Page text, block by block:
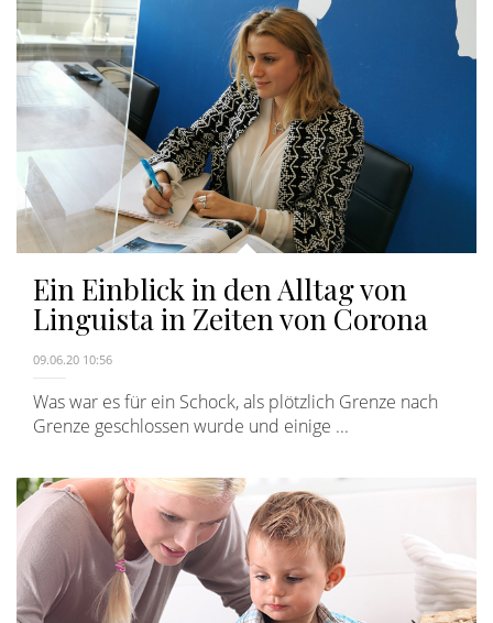
Ein Einblick in den Alltag von
Linguista in Zeiten von Corona
09.06.20 10:56
Was war es für ein Schock, als plötzlich Grenze nach
Grenze geschlossen wurde und einige ...